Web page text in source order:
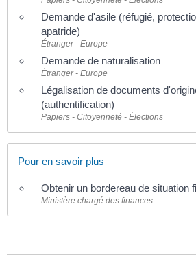
Demande d'asile (réfugié,
apatride)
Étranger - Europe
Demande de naturalisation
Étranger - Europe
Légalisation de documents
(authentification)
Papiers - Citoyenneté - Élections
Pour en savoir plus
Obtenir un bordereau de situation
Ministère chargé des finances